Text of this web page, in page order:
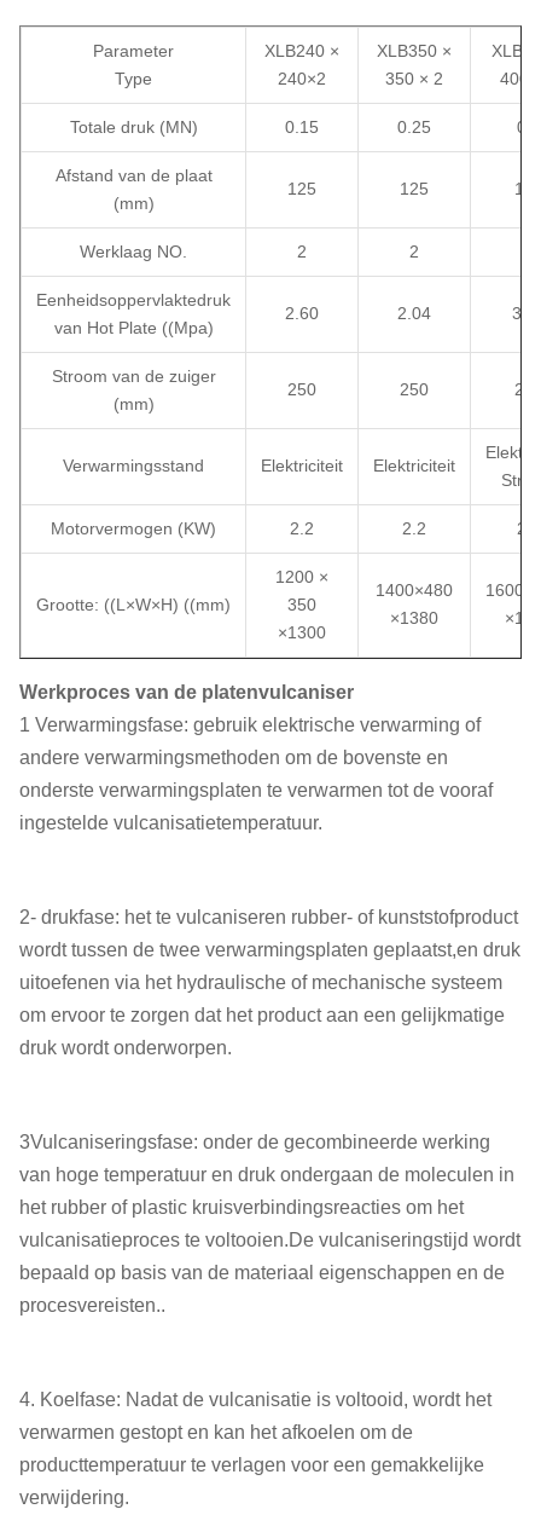
Parameter
Type
XLB240 ×
240×2
XLB350 ×
350 × 2
400
Totale druk (MN) 0.15 0.25 0.5
Afstand van de plaat
(mm)
125 125
Werklaag NO. 2 2
Eenheidsoppervlaktedruk
van Hot Plate ((Mpa)
2.60 2.04
Stroom van de zuiger
(mm)
250 250
Verwarmingsstand Elektriciteit Elektriciteit
Motorvermogen (KW) 2.2 2.2 2.2
Grootte: ((L×W×H) ((mm)
1200 ×
350
×1300
1400×480
×1380
1600
Werkproces van de platenvulcaniser
1 Verwarmingsfase: gebruik elektrische verwarming of
andere verwarmingsmethoden om de bovenste en
onderste verwarmingsplaten te verwarmen tot de vooraf
ingestelde vulcanisatietemperatuur.
2- drukfase: het te vulcaniseren rubber- of kunststofproduct
wordt tussen de twee verwarmingsplaten geplaatst,en druk
uitoefenen via het hydraulische of mechanische systeem
om ervoor te zorgen dat het product aan een gelijkmatige
druk wordt onderworpen.
3Vulcaniseringsfase: onder de gecombineerde werking
van hoge temperatuur en druk ondergaan de moleculen in
het rubber of plastic kruisverbindingsreacties om het
vulcanisatieproces te voltooien.De vulcaniseringstijd wordt
bepaald op basis van de materiaal eigenschappen en de
procesvereisten..
4. Koelfase: Nadat de vulcanisatie is voltooid, wordt het
verwarmen gestopt en kan het afkoelen om de
producttemperatuur te verlagen voor een gemakkelijke
verwijdering.